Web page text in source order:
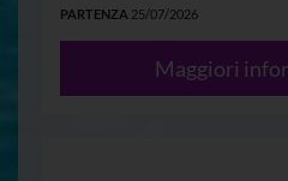
PARTENZA 25/07/2026
Maggiori